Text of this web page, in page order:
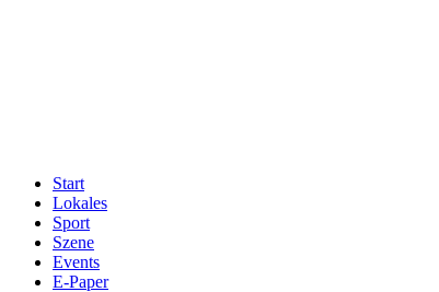
Start
Lokales
Sport
Szene
Events
E-Paper